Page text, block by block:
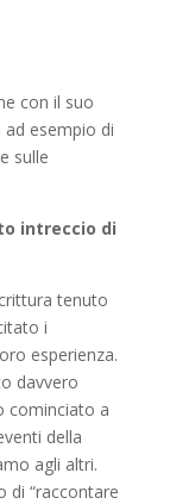
con il suo
esempio di
sulle
intreccio di
tenuto
i
esperienza.
davvero
cominciato a
della
agli altri.
di “raccontare